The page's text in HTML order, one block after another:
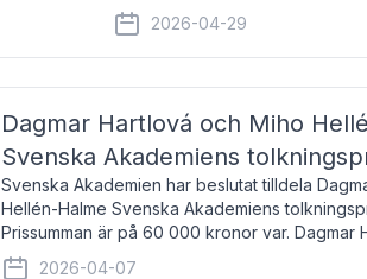
De läser upp på färöiska,
om språk och poesi – o
2026-04-29
Dagmar Hartlová och Miho
Svenska Akademiens
Svenska Akademien har beslutat tilldela
Hellén-Halme Svenska Akademiens
Prissumman är på 60 000 kronor var. Dagmar
översätter huvudsakligen från svenska till
2026-04-07